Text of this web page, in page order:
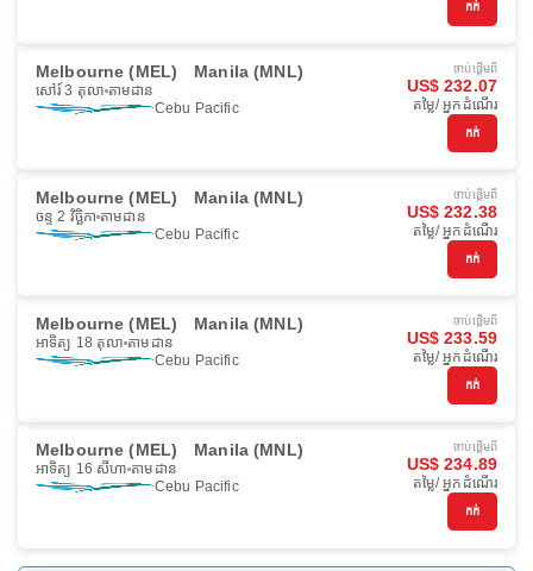
កក់
Melbourne (MEL) Manila (MNL)
សៅរ៍ 3 តុលា តាមដាន
Cebu Pacific
ចាប់ផ្ដើមពី
US$ 232.07
តម្លៃ/ អ្នកដំណើរ
កក់
Melbourne (MEL) Manila (MNL)
ចន្ទ 2 វិច្ឆិកា តាមដាន
Cebu Pacific
ចាប់ផ្ដើមពី
US$ 232.38
តម្លៃ/ អ្នកដំណើរ
កក់
Melbourne (MEL) Manila (MNL)
អាទិត្យ 18 តុលា តាមដាន
Cebu Pacific
ចាប់ផ្ដើមពី
US$ 233.59
តម្លៃ/ អ្នកដំណើរ
កក់
Melbourne (MEL) Manila (MNL)
អាទិត្យ 16 សីហា តាមដាន
Cebu Pacific
ចាប់ផ្ដើមពី
US$ 234.89
តម្លៃ/ អ្នកដំណើរ
កក់